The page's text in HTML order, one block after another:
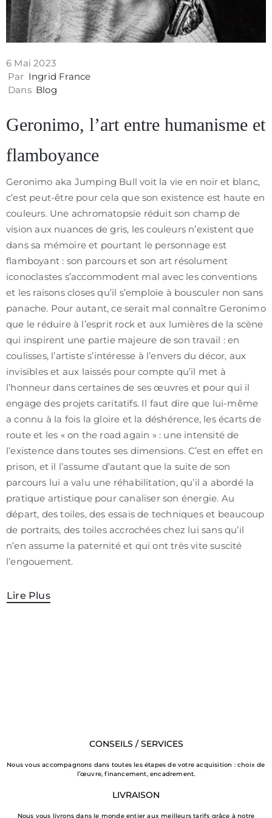
CGV
6 Mai 2023
Par Ingrid France
Dans Blog
Geronimo, l’art entre humanisme et
flamboyance
Geronimo aka Jumping Bull voit la vie en noir et blanc,
c’est peut-être pour cela que son existence est haute en
couleurs. Une achromatopsie réduit son champ de
vision aux nuances de gris, les couleurs n’existent que
dans sa mémoire et pourtant le personnage est
flamboyant : son parcours et son art résolument
iconoclastes s’accommodent mal avec les conventions
et les raisons closes qu’il s’emploie à bousculer non sans
panache. Pour autant, ce serait mal connaître Geronimo
que le réduire à l’esprit rock et aux lumières de la scène
qui inspirent une partie majeure de son travail : en
coulisses, l’artiste s’intéresse à l’envers du décor, aux
invisibles et aux laissés pour compte qu’il met à
l’honneur dans certaines de ses œuvres et pour qui il
engage des projets caritatifs. Il faut dire que lui-même
a connu à la fois la gloire et la déshérence, les écarts de
route et les « on the road again » : une intensité de
l’existence dans toutes ses dimensions. C’est en effet en
prison, et il l’assume d’autant que la suite de son
parcours lui a valu une réhabilitation, qu’il a abordé la
pratique artistique pour canaliser son énergie. Au
départ, des toiles, des essais de techniques et beaucoup
de portraits, des toiles accrochées chez lui sans qu’il
n’en assume la paternité et qui ont très vite suscité
l’engouement.
Lire Plus
CONSEILS / SERVICES
Nous vous accompagnons dans toutes les étapes de votre acquisition : choix de
l’œuvre, financement, encadrement.
LIVRAISON
Nous vous livrons dans le monde entier aux meilleurs tarifs grâce à notre